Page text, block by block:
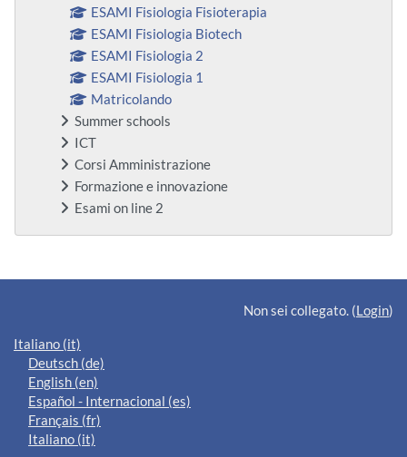
ESAMI Fisiologia Fisioterapia
ESAMI Fisiologia Biotech
ESAMI Fisiologia 2
ESAMI Fisiologia 1
Matricolando
Summer schools
ICT
Corsi Amministrazione
Formazione e innovazione
Esami on line 2
Blocchi supplementari
Non sei collegato. (Login)
Italiano ‎(it)‎
Deutsch ‎(de)‎
English ‎(en)‎
Español - Internacional ‎(es)‎
Français ‎(fr)‎
Italiano ‎(it)‎